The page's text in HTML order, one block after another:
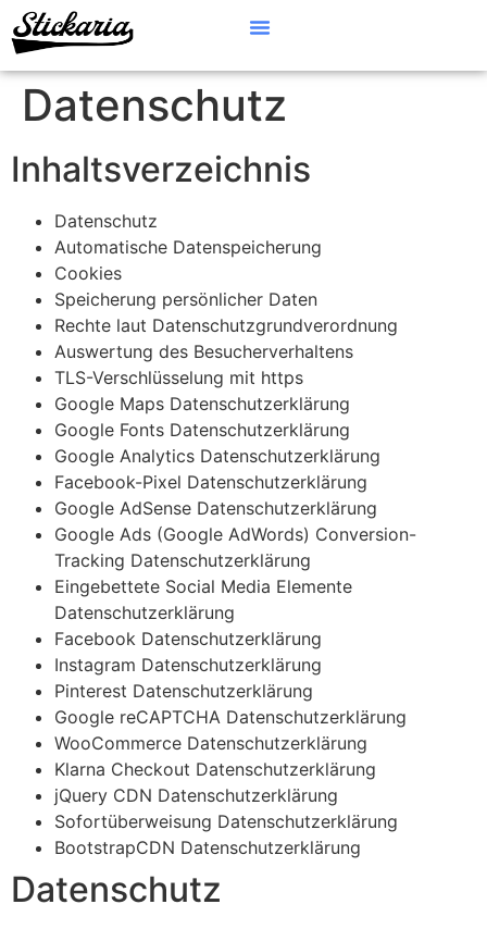
Datenschutz
Inhaltsverzeichnis
Datenschutz
Automatische Datenspeicherung
Cookies
Speicherung persönlicher Daten
Rechte laut Datenschutzgrundverordnung
Auswertung des Besucherverhaltens
TLS-Verschlüsselung mit https
Google Maps Datenschutzerklärung
Google Fonts Datenschutzerklärung
Google Analytics Datenschutzerklärung
Facebook-Pixel Datenschutzerklärung
Google AdSense Datenschutzerklärung
Google Ads (Google AdWords) Conversion-
Tracking Datenschutzerklärung
Eingebettete Social Media Elemente
Datenschutzerklärung
Facebook Datenschutzerklärung
Instagram Datenschutzerklärung
Pinterest Datenschutzerklärung
Google reCAPTCHA Datenschutzerklärung
WooCommerce Datenschutzerklärung
Klarna Checkout Datenschutzerklärung
jQuery CDN Datenschutzerklärung
Sofortüberweisung Datenschutzerklärung
BootstrapCDN Datenschutzerklärung
Datenschutz